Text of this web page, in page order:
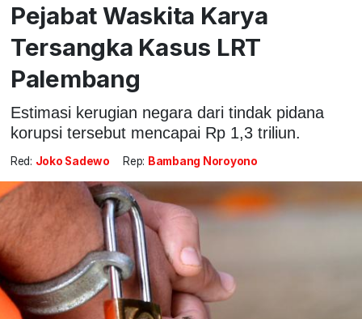
Pejabat Waskita Karya
Tersangka Kasus LRT
Palembang
Estimasi kerugian negara dari tindak pidana
korupsi tersebut mencapai Rp 1,3 triliun.
Red: Joko Sadewo Rep: Bambang Noroyono